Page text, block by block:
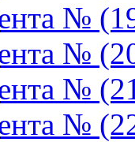
№
№
№
№